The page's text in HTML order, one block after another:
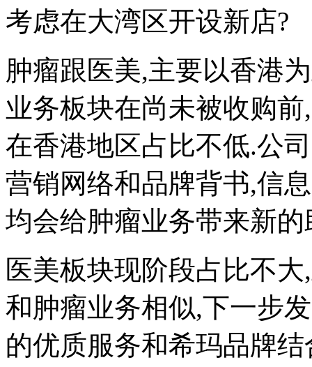
考虑在大湾区开设新店?
肿瘤跟医美,主要以香港
业务板块在尚未被收购
在香港地区占比不低.公
营销网络和品牌背书,信
均会给肿瘤业务带来新
医美板块现阶段占比不
和肿瘤业务相似,下一步
的优质服务和希玛品牌